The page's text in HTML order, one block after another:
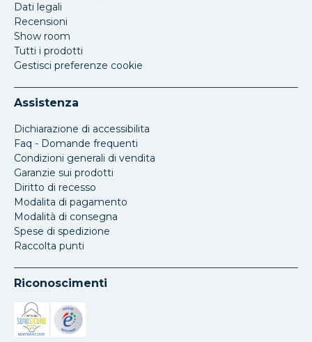
Dati legali
Recensioni
Show room
Tutti i prodotti
Gestisci preferenze cookie
Assistenza
Dichiarazione di accessibilita
Faq - Domande frequenti
Condizioni generali di vendita
Garanzie sui prodotti
Diritto di recesso
Modalita di pagamento
Modalità di consegna
Spese di spedizione
Raccolta punti
Riconoscimenti